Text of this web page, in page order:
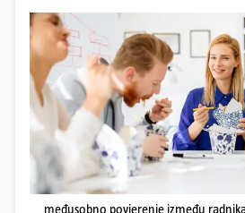
međusobno povjerenje između